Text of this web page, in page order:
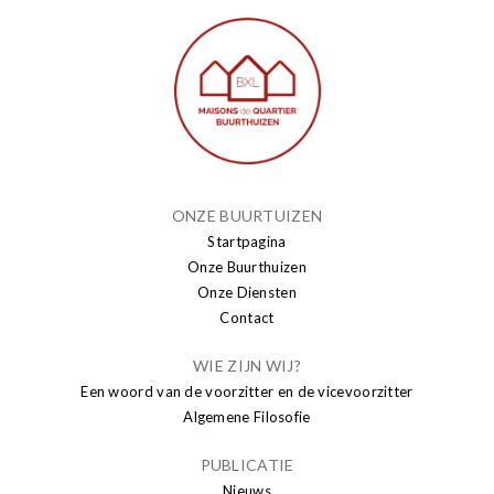
ONZE BUURTUIZEN
Startpagina
Onze Buurthuizen
Onze Diensten
Contact
WIE ZIJN WIJ?
Een woord van de voorzitter en de vicevoorzitter
Algemene Filosofie
PUBLICATIE
Nieuws